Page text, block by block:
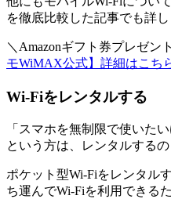
を徹底比較した記事でも詳し
＼Amazonギフト券プレゼン
モWiMAX公式】詳細はこち
Wi-Fiをレンタルする
「スマホを無制限で使いた
という方は、レンタルするの
ポケット型Wi-Fiをレンタル
ち運んでWi-Fiを利用できる